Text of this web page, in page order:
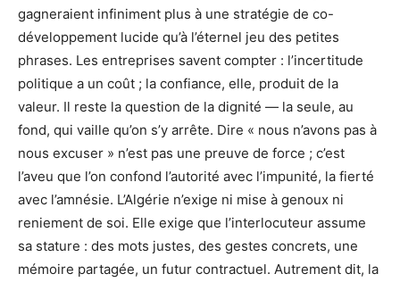
gagneraient infiniment plus à une stratégie de co-
développement lucide qu’à l’éternel jeu des petites
phrases. Les entreprises savent compter : l’incertitude
politique a un coût ; la confiance, elle, produit de la
valeur. Il reste la question de la dignité — la seule, au
fond, qui vaille qu’on s’y arrête. Dire « nous n’avons pas à
nous excuser » n’est pas une preuve de force ; c’est
l’aveu que l’on confond l’autorité avec l’impunité, la fierté
avec l’amnésie. L’Algérie n’exige ni mise à genoux ni
reniement de soi. Elle exige que l’interlocuteur assume
sa stature : des mots justes, des gestes concrets, une
mémoire partagée, un futur contractuel. Autrement dit, la